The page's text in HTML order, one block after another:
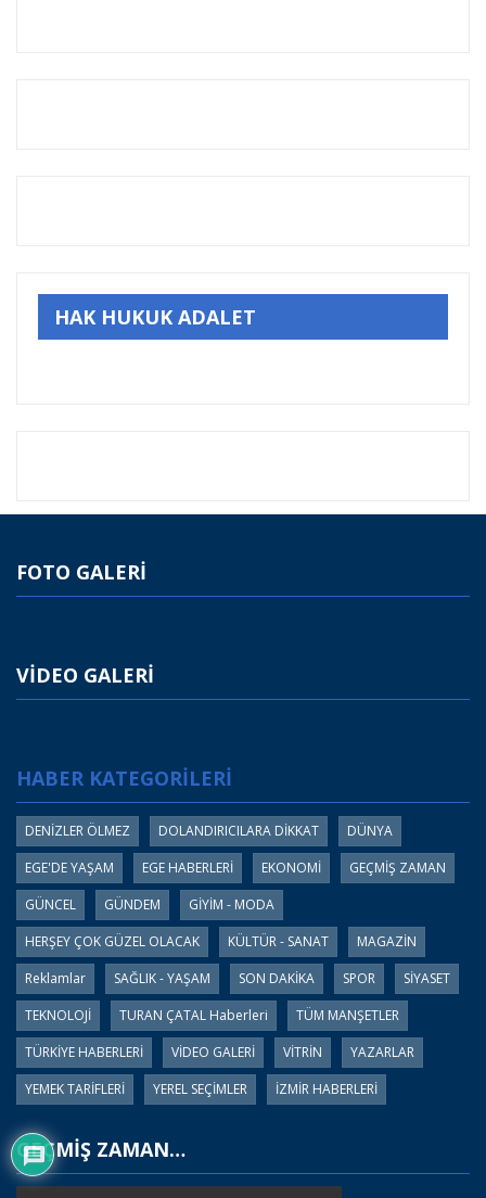
HAK HUKUK ADALET
FOTO GALERİ
VİDEO GALERİ
HABER KATEGORİLERİ
DENİZLER ÖLMEZ DOLANDIRICILARA DİKKAT
DÜNYA
EGE'DE YAŞAM
EGE HABERLERİ EKONOMİ
GEÇMİŞ ZAMAN
GÜNCEL
GÜNDEM
GİYİM - MODA
HERŞEY ÇOK GÜZEL OLACAK
KÜLTÜR - SANAT
MAGAZİN
Reklamlar
SAĞLIK - YAŞAM SON DAKİKA SPOR
SİYASET
TEKNOLOJİ
TURAN ÇATAL Haberleri
TÜM MANŞETLER
TÜRKİYE HABERLERİ
VİDEO GALERİ VİTRİN
YAZARLAR
YEMEK TARİFLERİ
YEREL SEÇİMLER İZMİR HABERLERİ
GEÇMİŞ ZAMAN…